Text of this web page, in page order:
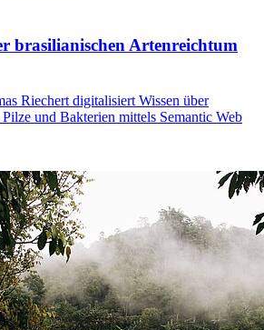
brasilianischen Artenreichtum
Riechert digitalisiert Wissen über
und Bakterien mittels Semantic Web